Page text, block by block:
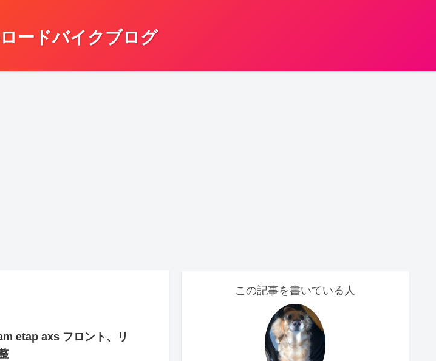
ードバイクブログ
etap axs フロント、リ
この記事を書いている人